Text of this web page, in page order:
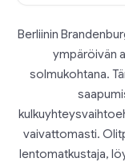
Berliinin
ympäröivän
solmukohtana.
vaivattomasti.
lentomatkustaja,